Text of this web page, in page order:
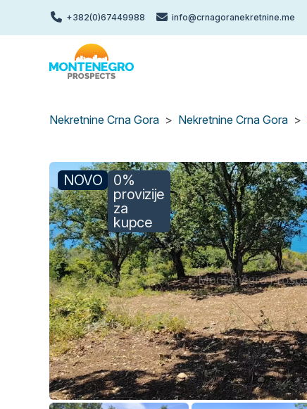
+382(0)67449988 info@crnagoranekretnine.me
Nekretnine Crna Gora Nekretnine Crna Gora
NOVO
0%
provizije
za
kupce